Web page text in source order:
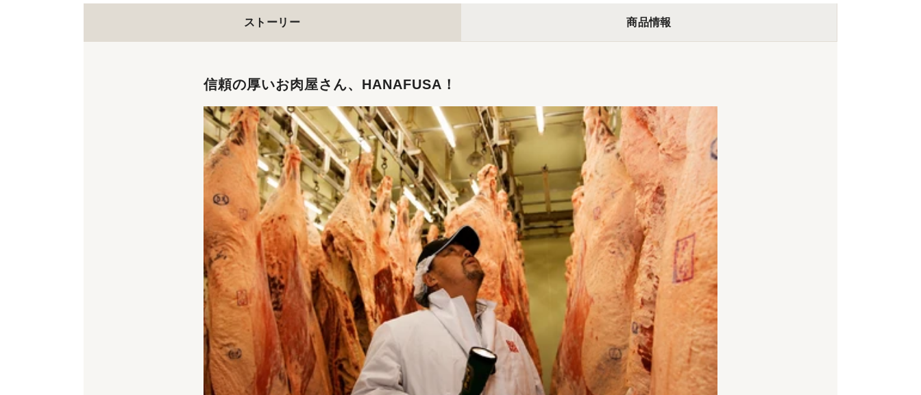
ストーリー 商品情報
信頼の厚いお肉屋さん、HANAFUSA！